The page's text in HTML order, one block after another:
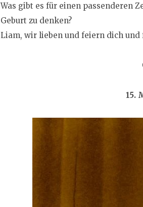
Was gibt es für einen passenderen
Geburt zu denken?
Liam, wir lieben und feiern dich und
15.